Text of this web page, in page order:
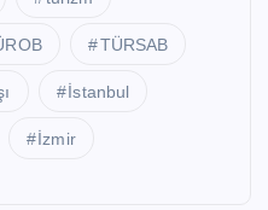
TÜRSAB
İstanbul
İzmir